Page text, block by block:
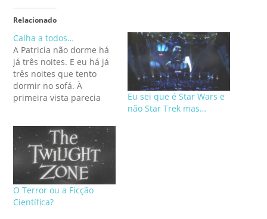
Relacionado
Calha a todos…
A Patricia não dorme há
já três noites. E eu há já
três noites que tento
dormir no sofá. À
primeira vista parecia
já lhe nasceram os
dentes quase todos e ela
nunca se queixou), as
febres e o choro
constante...…
Eu sei que é Star Wars e
não Star Trek mas…
O Terror ou a Ficção
Científica?